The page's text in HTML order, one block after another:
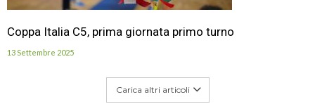
Coppa Italia C5, prima giornata primo turno
13 Settembre 2025
Carica altri articoli